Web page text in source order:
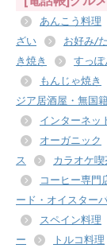
あんこう料理
ざい
お好み/
き焼き
すっぽ
もんじゃ焼き
ジア居酒屋・無国
インターネッ
オーガニック
ス
カラオケ喫
コーヒー専門
ード・オイスター
スペイン料理
ー
トルコ料理